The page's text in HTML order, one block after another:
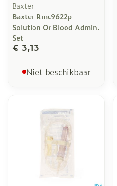
Baxter
Baxter Rmc9622p
Solution Or Blood Admin.
Set
€ 3,13
Niet beschikbaar